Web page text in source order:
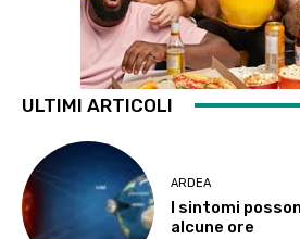
ULTIMI ARTICOLI
ARDEA
I sintomi
alcune ore